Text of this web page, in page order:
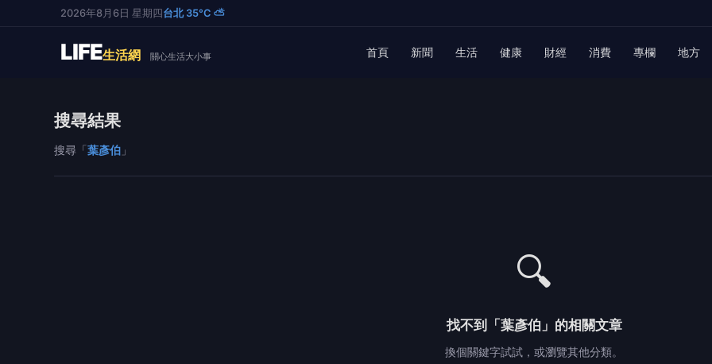
2026年8月6日 星期四 台北 35°C ⛅
LIFE生活網 關心生活大小事 首頁 新聞 生活 健康 財經 消費 專欄 地方
搜尋結果
搜尋「葉彥伯 」
🔍
找不到「葉彥伯」的相關文章
換個關鍵字試試，或瀏覽其他分類。